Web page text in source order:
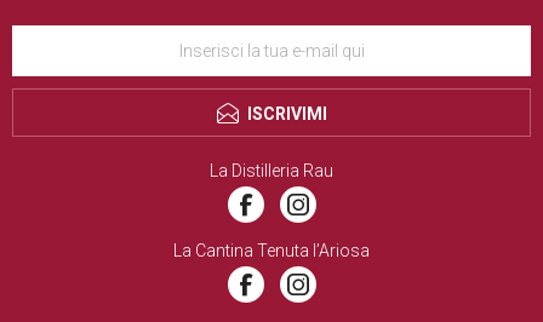
ISCRIVIMI
La Distilleria Rau
La Cantina Tenuta l’Ariosa